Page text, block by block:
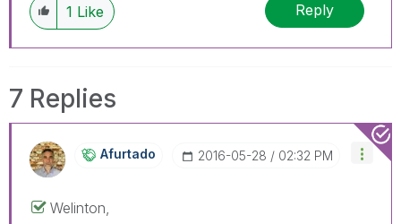
1 Like Reply
7 Replies
Afurtado ‎2016-05-28 02:32 PM
Welinton,